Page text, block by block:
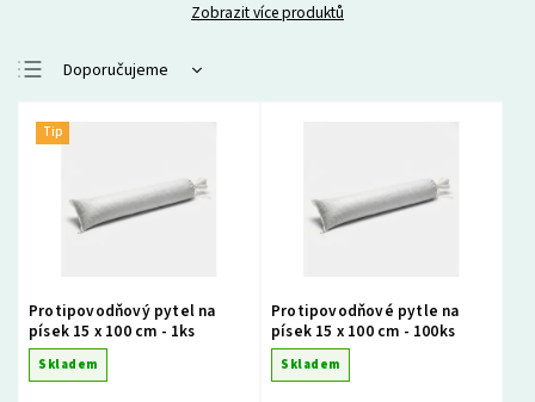
Zobrazit více produktů
Doporučujeme
Nejdražší
Nejprodávanější
Abecedně
Tip
Protipovodňový pytel na
písek 15 x 100 cm - 1ks
Skladem
Protipovodňové pytle na
písek 15 x 100 cm - 100ks
Skladem